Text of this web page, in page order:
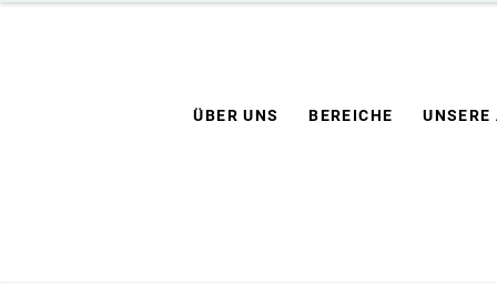
ÜBER UNS BEREICHE UNSERE